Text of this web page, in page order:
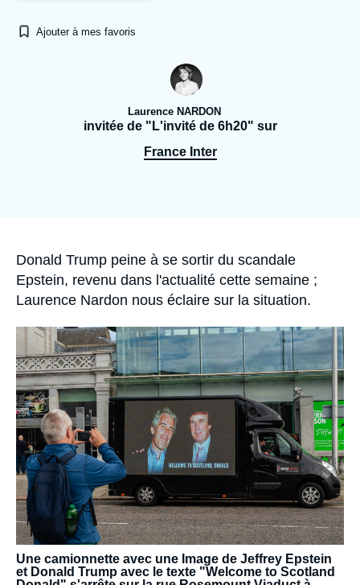
Se connecter
Ajouter à mes favoris
Laurence NARDON
invitée de "L'invité de 6h20" sur
France Inter
Accroche
Donald Trump peine à se sortir du scandale
Epstein, revenu dans l'actualité cette semaine ;
Laurence Nardon nous éclaire sur la situation.
Image
principale
médiatique
Une camionnette avec une Image de Jeffrey Epstein
et Donald Trump avec le texte "Welcome to Scotland